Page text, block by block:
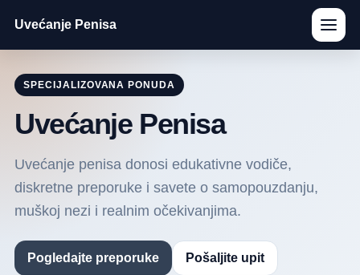
Uvećanje Penisa
SPECIJALIZOVANA PONUDA
Uvećanje Penisa
Uvećanje penisa donosi edukativne vodiče,
diskretne preporuke i savete o samopouzdanju,
muškoj nezi i realnim očekivanjima.
Pogledajte preporuke Pošaljite upit